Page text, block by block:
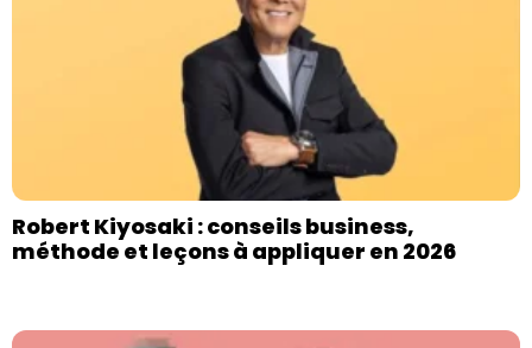
Robert Kiyosaki : conseils business,
méthode et leçons à appliquer en 2026